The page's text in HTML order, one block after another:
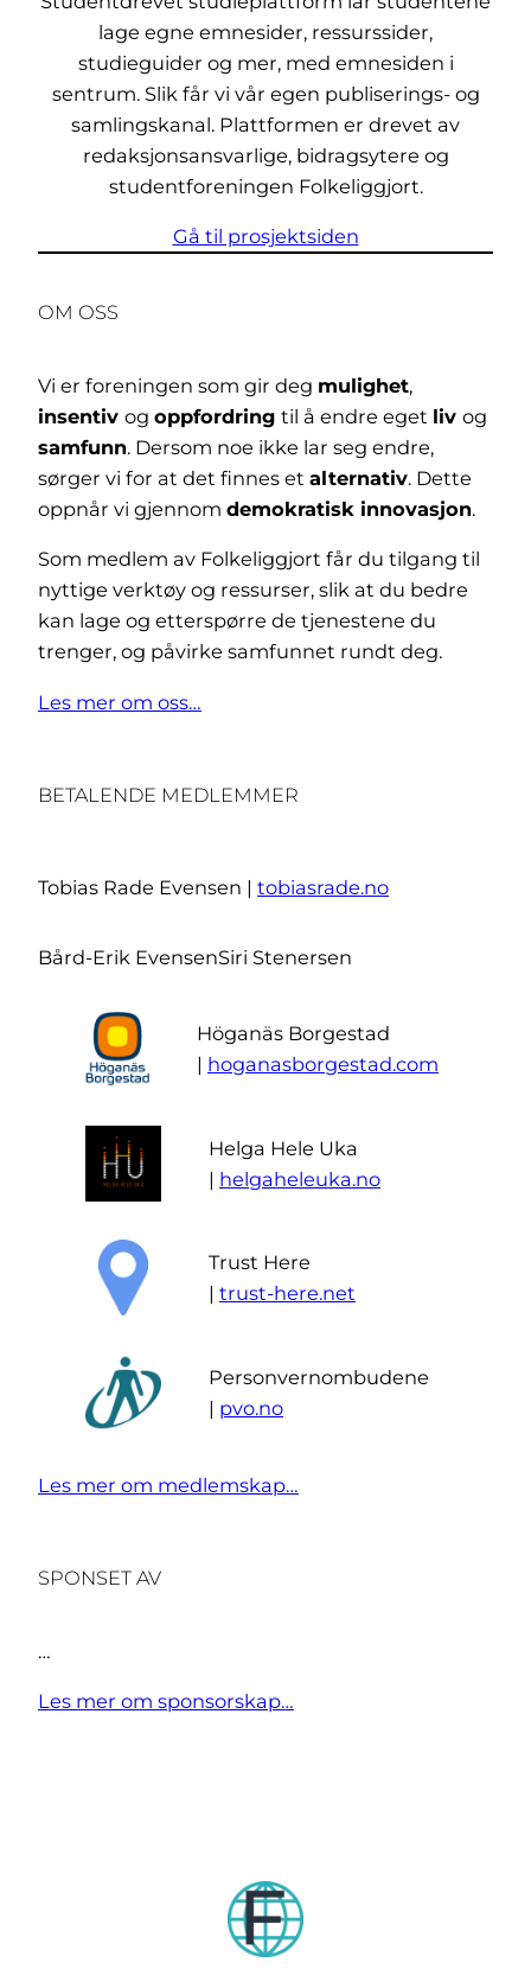
lage egne emnesider, ressurssider,
studieguider og mer, med emnesiden i
sentrum. Slik får vi vår egen publiserings- og
samlingskanal. Plattformen er drevet av
redaksjonsansvarlige, bidragsytere og
studentforeningen Folkeliggjort.
Gå til prosjektsiden
OM OSS
Vi er foreningen som gir deg mulighet,
insentiv og oppfordring til å endre eget liv og
samfunn. Dersom noe ikke lar seg endre,
sørger vi for at det finnes et alternativ. Dette
oppnår vi gjennom demokratisk innovasjon.
Som medlem av Folkeliggjort får du tilgang til
nyttige verktøy og ressurser, slik at du bedre
kan lage og etterspørre de tjenestene du
trenger, og påvirke samfunnet rundt deg.
Les mer om oss…
BETALENDE MEDLEMMER
Tobias Rade Evensen | tobiasrade.no
Bård-Erik EvensenSiri Stenersen
Höganäs Borgestad
| hoganasborgestad.com
Helga Hele Uka
| helgaheleuka.no
Trust Here
| trust-here.net
Personvernombudene
| pvo.no
Les mer om medlemskap…
SPONSET AV
…
Les mer om sponsorskap…